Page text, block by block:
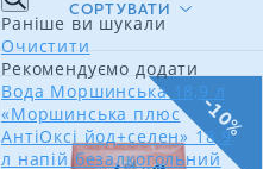
Раніше ви шукали
Очистити
Рекомендуємо додати
Вода Моршинська 18,9 л
«Моршинська плюс
АнтіОксі йод+селен» 18,9
л напій безалкогольний
СОРТУВАТИ
-10%